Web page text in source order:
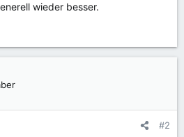
wieder besser.
#2